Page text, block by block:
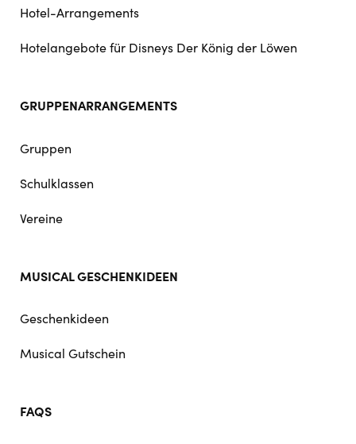
Hotel-Arrangements
Hotelangebote für Disneys Der König der Löwen
GRUPPENARRANGEMENTS
Gruppen
Schulklassen
Vereine
MUSICAL GESCHENKIDEEN
Geschenkideen
Musical Gutschein
FAQS